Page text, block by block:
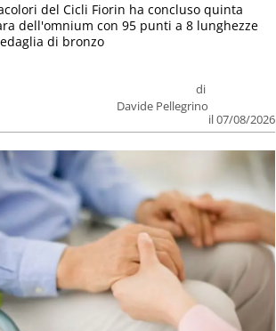
di
Davide Pellegrino
il 07/08/2026
del Cicli Fiorin ha concluso quinta
dell'omnium con 95 punti a 8 lunghezze
di bronzo